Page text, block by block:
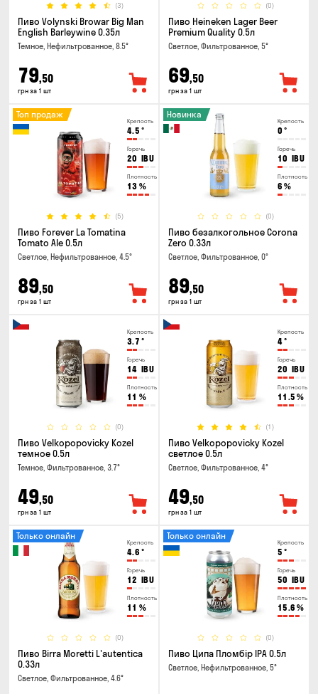
(3)
Пиво Volynski Browar Big Man
English Barleywine 0.35л
Темное, Нефильтрованное, 8.5°
79,50
грн за 1 шт
(0)
Пиво Heineken Lager Beer
Premium Quality 0.5л
Светлое, Фильтрованное, 5°
69,50
грн за 1 шт
Крепость
4.5 °
Горечь
20 IBU
Плотность
13 %
(5)
Топ продаж
Пиво Forever La Tomatina
Tomato Ale 0.5л
Светлое, Нефильтрованное, 4.5°
89,50
грн за 1 шт
Крепость
0 °
Горечь
10 IBU
Плотность
6 %
(0)
Новинка
Пиво безалкогольное Corona
Zero 0.33л
Светлое, Фильтрованное, 0°
89,50
грн за 1 шт
Крепость
3.7 °
Горечь
14 IBU
Плотность
11 %
(0)
Пиво Velkopopovicky Kozel
темное 0.5л
Темное, Фильтрованное, 3.7°
49,50
грн за 1 шт
Крепость
4°
Горечь
20 IBU
Плотность
11.5 %
(1)
Пиво Velkopopovicky Kozel
светлое 0.5л
Светлое, Фильтрованное, 4°
49,50
грн за 1 шт
Крепость
4.6 °
Горечь
12 IBU
Плотность
11 %
(0)
Только онлайн
Пиво Birra Moretti L'autentica
0.33л
Светлое, Фильтрованное, 4.6°
Крепость
5 °
Горечь
50 IBU
Плотность
15.6 %
(0)
Только онлайн
Пиво Ципа Пломбір IPA 0.5л
Светлое, Нефильтрованное, 5°